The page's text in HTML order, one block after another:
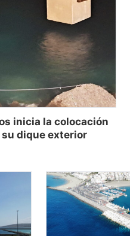
inicia la colocación
dique exterior